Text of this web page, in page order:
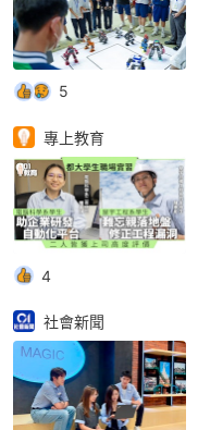
5
專上教育
4
社會新聞